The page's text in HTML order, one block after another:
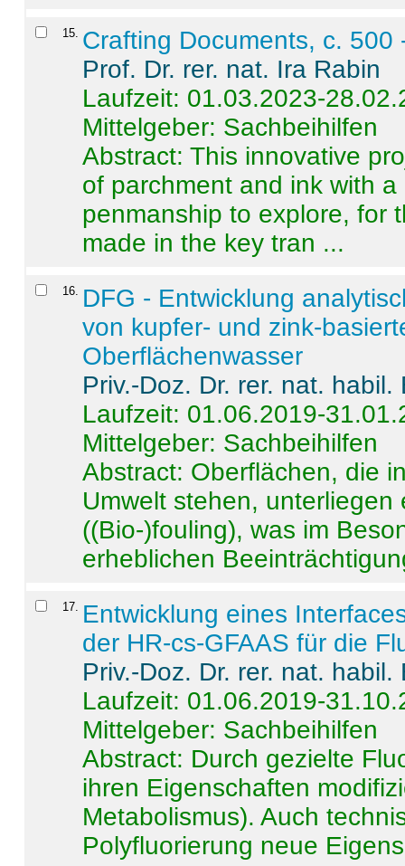
15 Crafting Documents, c. 500
Prof. Dr. rer. nat. Ira Rabin
Laufzeit: 01.03.2023-
Mittelgeber: Sachbeihilfen
Abstract:This innovative
of parchment and ink with
penmanship to explore, for
made in the key tran ...
16
DFG - Entwicklung
von kupfer- und zink-
Oberflächenwasser
Priv.-Doz. Dr. rer. nat.
Laufzeit: 01.06.2019-
Mittelgeber: Sachbeihilfen
Abstract: Oberflächen, die
Umwelt stehen,
((Bio-)fouling), was im
erheblichen
17
Entwicklung eines
der HR-cs-GFAAS für die
Priv.-Doz. Dr. rer. nat.
Laufzeit: 01.06.2019-
Mittelgeber: Sachbeihilfen
Abstract: Durch gezielte
ihren Eigenschaften
Metabolismus). Auch
Polyfluorierung neue